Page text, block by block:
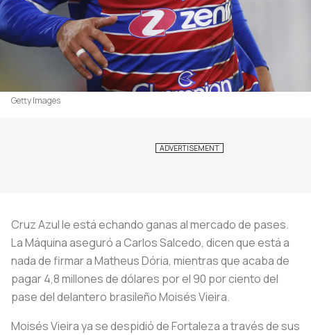
Getty Images
Cruz Azul le está echando ganas al mercado de pases.
La Máquina aseguró a Carlos Salcedo, dicen que está a
nada de firmar a Matheus Dória, mientras que acaba de
pagar 4,8 millones de dólares por el 90 por ciento del
pase del delantero brasileño Moisés Vieira.
Moisés Vieira ya se despidió de Fortaleza a través de sus